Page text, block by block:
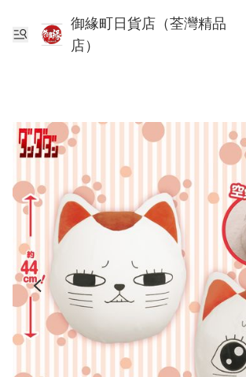
御緣町日貨店（荃灣精品
店）